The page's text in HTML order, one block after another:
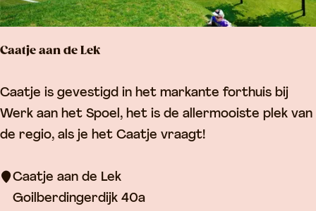
K
i
e
r
t
e
Caatje aan de Lek
C
a
a
j
Caatje is gevestigd in het markante forthuis bij
Werk aan het Spoel, het is de allermooiste plek van
de regio, als je het Caatje vraagt!
Caatje aan de Lek
Goilberdingerdijk 40a